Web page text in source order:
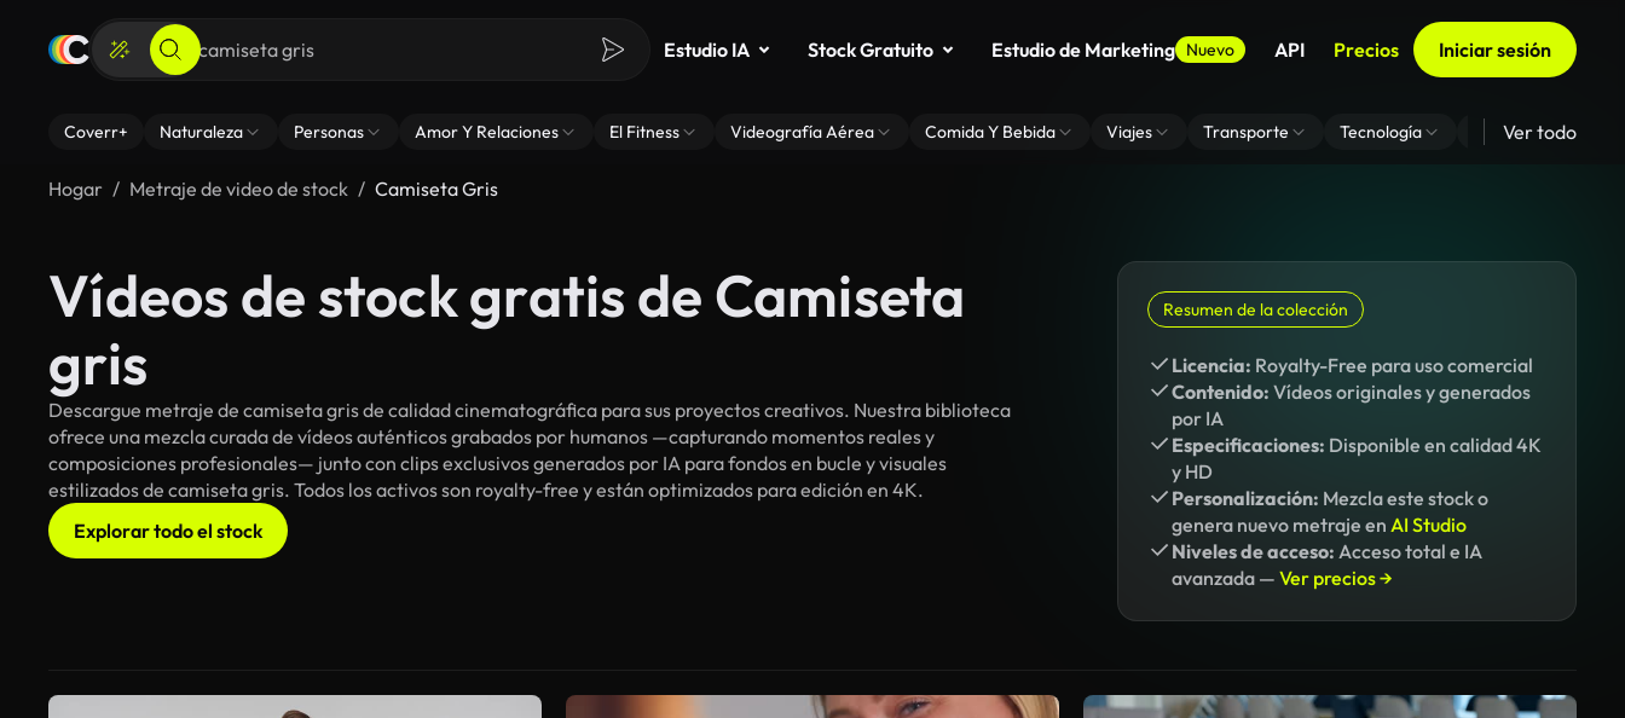
Estudio IA Stock Gratuito Estudio de Marketing Nuevo API Precios Iniciar sesión
Coverr+ Naturaleza Personas Amor Y Relaciones El Fitness Videografía Aérea Comida Y Bebida Viajes Transporte Tecnología Zoom De Fondo
Ver todo
Hogar Metraje de video de stock Camiseta Gris
Vídeos de stock gratis de Camiseta
gris
Descargue metraje de camiseta gris de calidad cinematográfica para sus proyectos creativos. Nuestra biblioteca
ofrece una mezcla curada de vídeos auténticos grabados por humanos —capturando momentos reales y
composiciones profesionales— junto con clips exclusivos generados por IA para fondos en bucle y visuales
estilizados de camiseta gris. Todos los activos son royalty-free y están optimizados para edición en 4K.
Explorar todo el stock
Resumen de la colección
Licencia: Royalty-Free para uso comercial
Contenido: Vídeos originales y generados
por IA
Especificaciones: Disponible en calidad 4K
y HD
Personalización: Mezcla este stock o
genera nuevo metraje en AI Studio
Niveles de acceso: Acceso total e IA
avanzada — Ver precios →